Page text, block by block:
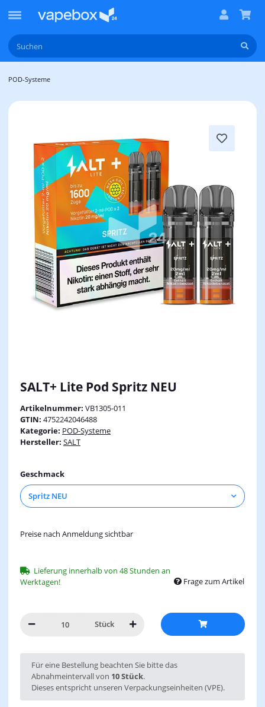
POD-Systeme
SALT+ Lite Pod Spritz NEU
Artikelnummer: VB1305-011
GTIN: 4752242046488
Kategorie: POD-Systeme
Hersteller: SALT
Geschmack
Spritz NEU
Preise nach Anmeldung sichtbar
Lieferung innerhalb von 48 Stunden an
Werktagen!
Frage zum Artikel
Stück
x
Für eine Bestellung beachten Sie bitte das
Abnahmeintervall von 10 Stück.
Dieses entspricht unseren Verpackungseinheiten (VPE).